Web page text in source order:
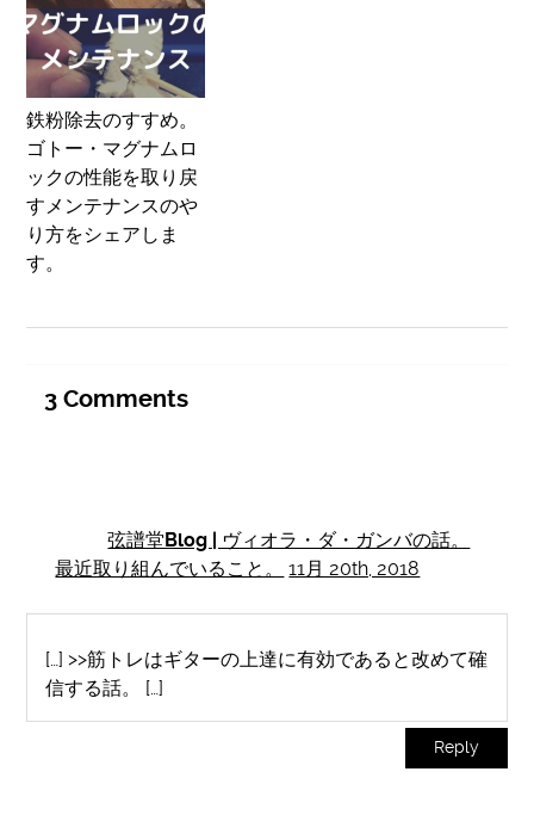
鉄粉除去のすすめ。
ゴトー・マグナムロ
ックの性能を取り戻
すメンテナンスのや
り方をシェアしま
す。
3 Comments
弦譜堂Blog | ヴィオラ・ダ・ガンバの話。
最近取り組んでいること。
11月 20th, 2018
[…] >>筋トレはギターの上達に有効であると改めて確
信する話。 […]
Reply